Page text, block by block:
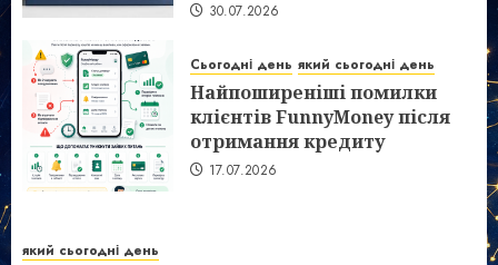
30.07.2026
Сьогодні день який сьогодні день
Найпоширеніші помилки
клієнтів FunnyMoney після
отримання кредиту
17.07.2026
який сьогодні день